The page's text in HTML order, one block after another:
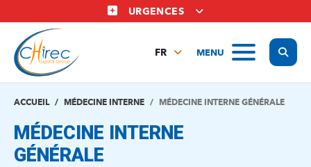
au
contenu
principal
URGENCES
MENU
FR
EN
ACCUEIL MÉDECINE INTERNE MÉDECINE INTERNE GÉNÉRALE
MÉDECINE INTERNE
GÉNÉRALE